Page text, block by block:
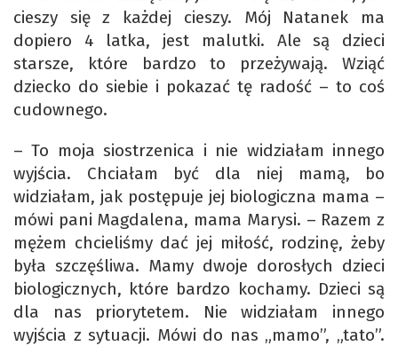
cieszy się z każdej cieszy. Mój Natanek ma
dopiero 4 latka, jest malutki. Ale są dzieci
starsze, które bardzo to przeżywają. Wziąć
dziecko do siebie i pokazać tę radość – to coś
cudownego.
– To moja siostrzenica i nie widziałam innego
wyjścia. Chciałam być dla niej mamą, bo
widziałam, jak postępuje jej biologiczna mama –
mówi pani Magdalena, mama Marysi. – Razem z
mężem chcieliśmy dać jej miłość, rodzinę, żeby
była szczęśliwa. Mamy dwoje dorosłych dzieci
biologicznych, które bardzo kochamy. Dzieci są
dla nas priorytetem. Nie widziałam innego
wyjścia z sytuacji. Mówi do nas „mamo”, „tato”.